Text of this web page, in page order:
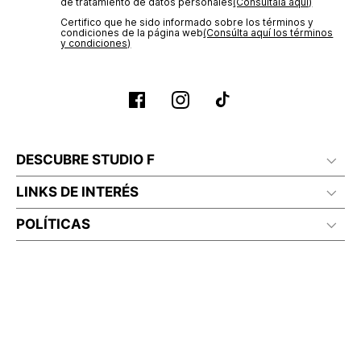
Certifico que he sido informado sobre los términos y
condiciones de la página web‎(Consúlta aquí los términos
y condiciones)
DESCUBRE STUDIO F
LINKS DE INTERÉS
POLÍTICAS